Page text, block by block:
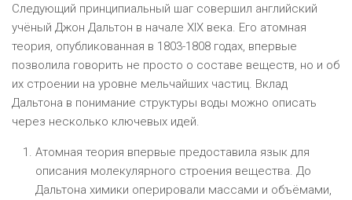
Следующий принципиальный шаг совершил английский
учёный Джон Дальтон в начале XIX века. Его атомная
теория, опубликованная в 1803-1808 годах, впервые
позволила говорить не просто о составе веществ, но и об
их строении на уровне мельчайших частиц. Вклад
Дальтона в понимание структуры воды можно описать
через несколько ключевых идей.
Атомная теория впервые предоставила язык для
описания молекулярного строения вещества. До
Дальтона химики оперировали массами и объёмами,